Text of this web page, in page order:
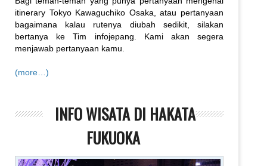
itinerary Tokyo Kawaguchiko Osaka, atau pertanyaan
bagaimana kalau rutenya diubah sedikit, silakan
bertanya ke Tim infojepang. Kami akan segera
menjawab pertanyaan kamu.
(more…)
INFO WISATA DI HAKATA
FUKUOKA